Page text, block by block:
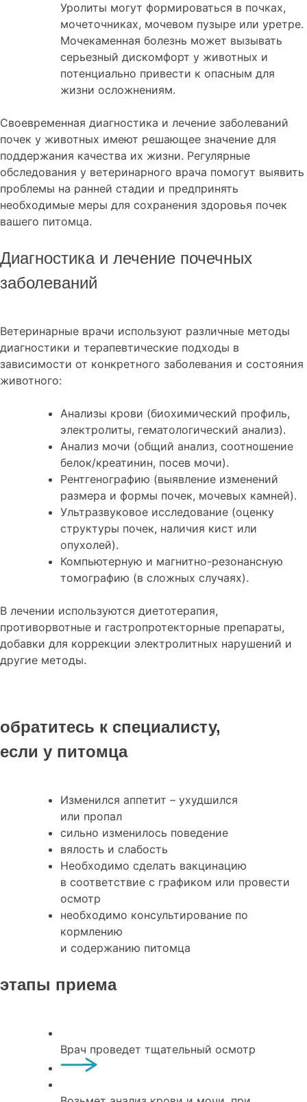
Уролиты могут формироваться в почках,
мочеточниках, мочевом пузыре или уретре.
Мочекаменная болезнь может вызывать
серьезный дискомфорт у животных и
потенциально привести к опасным для
жизни осложнениям.
Своевременная диагностика и лечение заболеваний
почек у животных имеют решающее значение для
поддержания качества их жизни. Регулярные
обследования у ветеринарного врача помогут выявить
проблемы на ранней стадии и предпринять
необходимые меры для сохранения здоровья почек
вашего питомца.
Диагностика и лечение почечных
заболеваний
Ветеринарные врачи используют различные методы
диагностики и терапевтические подходы в
зависимости от конкретного заболевания и состояния
животного:
Анализы крови (биохимический профиль,
электролиты, гематологический анализ).
Анализ мочи (общий анализ, соотношение
белок/креатинин, посев мочи).
Рентгенографию (выявление изменений
размера и формы почек, мочевых камней).
Ультразвуковое исследование (оценку
структуры почек, наличия кист или
опухолей).
Компьютерную и магнитно-резонансную
томографию (в сложных случаях).
В лечении используются диетотерапия,
противорвотные и гастропротекторные препараты,
добавки для коррекции электролитных нарушений и
другие методы.
обратитесь к специалисту,
если у питомца
Изменился аппетит – ухудшился
или пропал
сильно изменилось поведение
вялость и слабость
Необходимо сделать вакцинацию
в соответствие с графиком или провести
осмотр
необходимо консультирование по
кормлению
и содержанию питомца
этапы приема
Врач проведет тщательный осмотр